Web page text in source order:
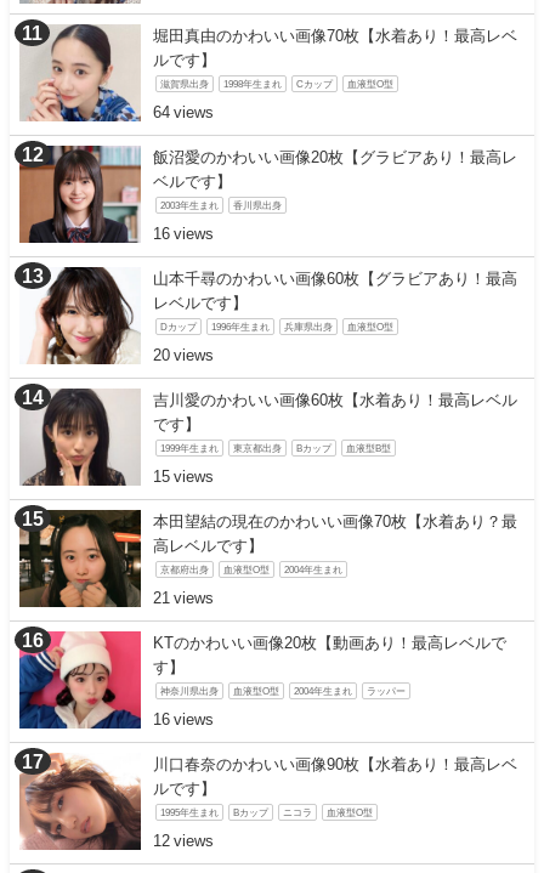
堀田真由のかわいい画像70枚【水着あり！最高レベ
ルです】
滋賀県出身 1998年生まれ Cカップ 血液型O型
64
飯沼愛のかわいい画像20枚【グラビアあり！最高レ
ベルです】
2003年生まれ 香川県出身
16
山本千尋のかわいい画像60枚【グラビアあり！最高
レベルです】
Dカップ 1996年生まれ 兵庫県出身 血液型O型
20
吉川愛のかわいい画像60枚【水着あり！最高レベル
です】
1999年生まれ 東京都出身 Bカップ 血液型B型
15
本田望結の現在のかわいい画像70枚【水着あり？最
高レベルです】
京都府出身 血液型O型 2004年生まれ
21
KTのかわいい画像20枚【動画あり！最高レベルで
す】
神奈川県出身 血液型O型 2004年生まれ ラッパー
16
川口春奈のかわいい画像90枚【水着あり！最高レベ
ルです】
1995年生まれ Bカップ ニコラ 血液型O型
12